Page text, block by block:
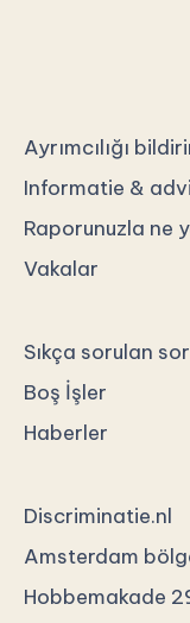
Ayrımcılığı
Informatie &
Raporunuzla ne
Vakalar
Sıkça sorulan
Boş İşler
Haberler
Discriminatie.nl
Amsterdam
Hobbemakade